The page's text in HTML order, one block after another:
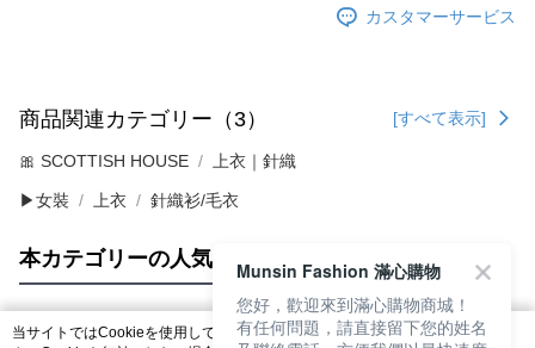
カスタマーサービス
商品関連カテゴリー（3） [すべて表示]
🎀 SCOTTISH HOUSE 上衣｜針織
▶女裝 上衣 針織衫/毛衣
本カテゴリーの人気商品 サイト全体のランキング
当サイトではCookieを使用しています。当サイトのCookie使用に関する詳細
Munsin Fashion 滿心購物
您好，歡迎來到滿心購物商城！
有任何問題，請直接留下您的姓名